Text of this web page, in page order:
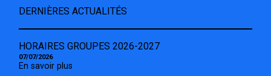
DERNIÈRES ACTUALITÉS
HORAIRES GROUPES 2026-2027
07/07/2026
En savoir plus